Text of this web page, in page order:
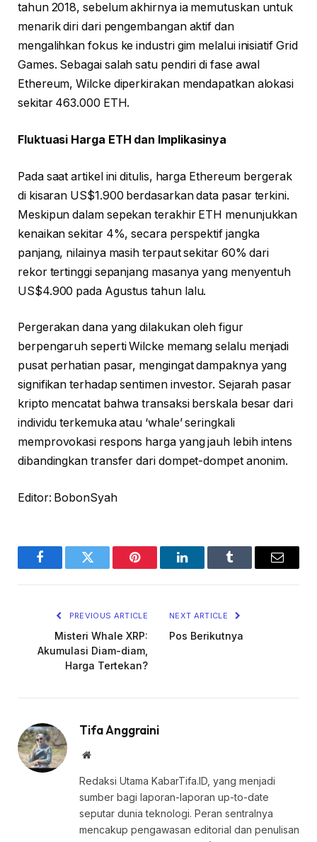
tahun 2018, sebelum akhirnya ia memutuskan untuk
menarik diri dari pengembangan aktif dan
mengalihkan fokus ke industri gim melalui inisiatif Grid
Games. Sebagai salah satu pendiri di fase awal
Ethereum, Wilcke diperkirakan mendapatkan alokasi
sekitar 463.000 ETH.
Fluktuasi Harga ETH dan Implikasinya
Pada saat artikel ini ditulis, harga Ethereum bergerak
di kisaran US$1.900 berdasarkan data pasar terkini.
Meskipun dalam sepekan terakhir ETH menunjukkan
kenaikan sekitar 4%, secara perspektif jangka
panjang, nilainya masih terpaut sekitar 60% dari
rekor tertinggi sepanjang masanya yang menyentuh
US$4.900 pada Agustus tahun lalu.
Pergerakan dana yang dilakukan oleh figur
berpengaruh seperti Wilcke memang selalu menjadi
pusat perhatian pasar, mengingat dampaknya yang
signifikan terhadap sentimen investor. Sejarah pasar
kripto mencatat bahwa transaksi berskala besar dari
individu terkemuka atau ‘whale’ seringkali
memprovokasi respons harga yang jauh lebih intens
dibandingkan transfer dari dompet-dompet anonim.
Editor: BobonSyah
FacebookTwitter Pinterest LinkedInTumblr Email
PREVIOUS ARTICLE
Misteri Whale XRP:
Akumulasi Diam-diam,
Harga Tertekan?
NEXT ARTICLE
Pos Berikutnya
Tifa Anggraini
Website
Redaksi Utama KabarTifa.ID, yang menjadi
sumber bagi laporan-laporan up-to-date
seputar dunia teknologi. Peran sentralnya
mencakup pengawasan editorial dan penulisan